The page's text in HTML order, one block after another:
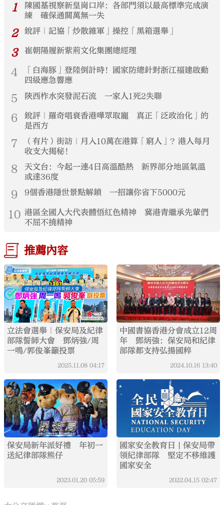
1
陳國基視察新皇崗口岸：各部門須以最高標準完成演
練 確保通關萬無一失
2 銳評｜記協「炒散雜軍」操控「黑箱選舉」
3 崔朝陽履新紫荊文化集團總經理
4
「白海豚」登陸倒計時！國家防總針對浙江福建啟動
四級應急響應
5 陝西柞水突發泥石流 一家人1死2失聯
6
銳評｜羅奇唱衰香港嘩眾取寵 真正「泛政治化」的
是西方
7
（有片）街訪｜月入10萬在港算「窮人」？港人每月
收支大揭秘！
8
天文台：今起一連4日高溫酷熱 新界部分地區氣溫
或達36度
9 9個香港隱世景點解鎖 一招讓你省下5000元
10 港區全國人大代表體悟紅色精神 冀港青繼承先輩們
不屈不撓精神
推薦內容
立法會選舉｜保安局及紀律
部隊誓師大會 鄧炳強/周
一鳴/郭俊峯籲投票
2025.11.08 04:17
中國書協香港分會成立12周
年 鄧炳強：保安局和紀律
部隊都支持弘揚國粹
2024.10.16 13:40
保安局新年派好禮 年初一
送紀律部隊熊仔
2023.01.20 05:59
國家安全教育日 | 保安局帶
領紀律部隊 堅定不移維護
國家安全
2022.04.15 02:47